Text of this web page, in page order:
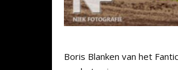
Boris Blanken van het